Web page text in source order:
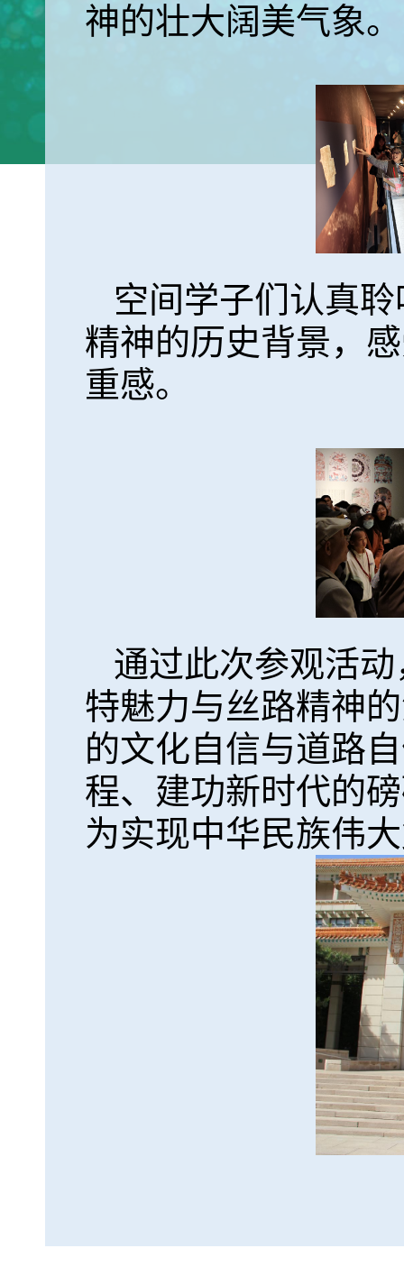
神的壮大阔美气象。
空间学子们认真
精神的历史背景，
重感。
通过此次参观活
特魅力与丝路精神
的文化自信与道路
程、建功新时代的
为实现中华民族伟